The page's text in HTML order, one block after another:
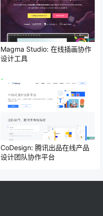
Magma Studio: 在线插画协作
设计工具
CoDesign: 腾讯出品在线产品
设计团队协作平台